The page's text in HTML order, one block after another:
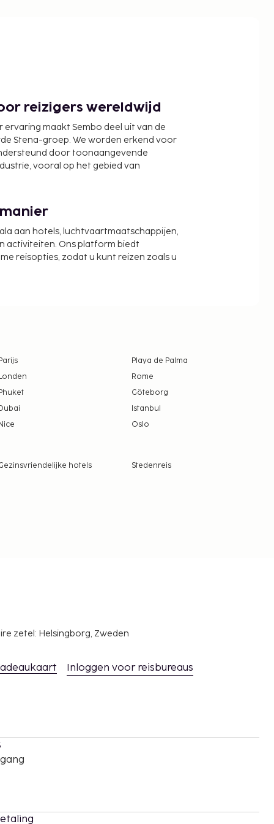
reizigers wereldwijd
ervaring maakt Sembo deel uit van de
Stena-groep. We worden erkend voor
door toonaangevende
vooral op het gebied van
manier
aan hotels, luchtvaartmaatschappijen,
activiteiten. Ons platform biedt
reisopties, zodat u kunt reizen zoals u
Playa de Palma
Rome
Göteborg
Istanbul
Oslo
hotels
Stedenreis
zetel: Helsingborg, Zweden
Inloggen voor reisbureaus